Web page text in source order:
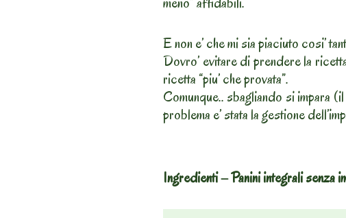
E non e’ che mi sia piaciuto cosi’
Dovro’ evitare di prendere la
ricetta “piu’ che provata”.
Comunque.. sbagliando si impara
problema e’ stata la gestione
Ingredienti – Panini integrali senza